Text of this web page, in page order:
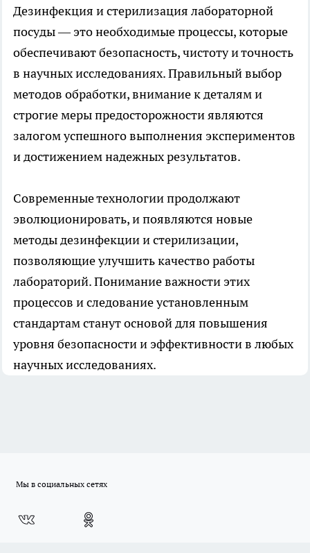
Дезинфекция и стерилизация лабораторной
посуды — это необходимые процессы, которые
обеспечивают безопасность, чистоту и точность
в научных исследованиях. Правильный выбор
методов обработки, внимание к деталям и
строгие меры предосторожности являются
залогом успешного выполнения экспериментов
и достижением надежных результатов.
Современные технологии продолжают
эволюционировать, и появляются новые
методы дезинфекции и стерилизации,
позволяющие улучшить качество работы
лабораторий. Понимание важности этих
процессов и следование установленным
стандартам станут основой для повышения
уровня безопасности и эффективности в любых
научных исследованиях.
Мы в социальных сетях